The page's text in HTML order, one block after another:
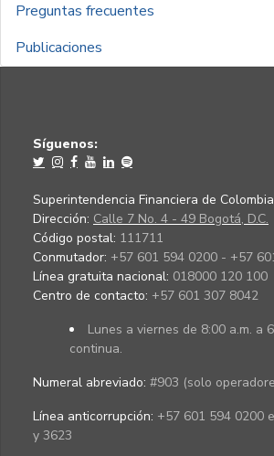
Preguntas frecuentes
Publicaciones
Síguenos:
Superintendencia Financiera de Colombia
Dirección: Calle 7 No. 4 - 49 Bogotá, D.C.
Código postal: 111711
Conmutador: +57 601 594 0200 - +57
Línea gratuita nacional: 018000 120 100
Centro de contacto: +57 601 307 8042
Lunes a viernes de 8:00 a.m. a
continua.
Numeral abreviado: #903 (solo
Línea anticorrupción: +57 601 594 0200
y 3623